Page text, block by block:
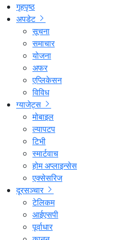
गृहपृष्ठ
अपडेट
सूचना
समाचार
योजना
अफर
एप्लिकेसन
विविध
ग्याजेट्स
मोबाइल
ल्यापटप
टिभी
स्मार्टवाच
होम अप्लाइन्सेस
एक्सेसरिज
दूरसञ्चार
टेलिकम
आईएसपी
पूर्वाधार